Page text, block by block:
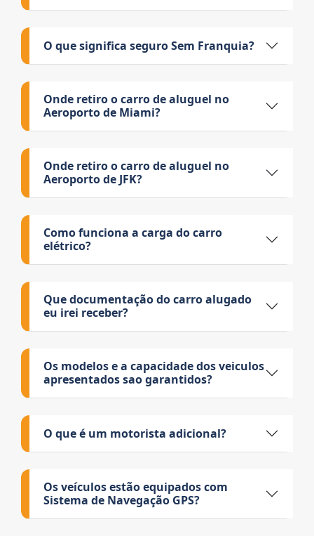
O que significa seguro Sem Franquia?
Onde retiro o carro de aluguel no
Aeroporto de Miami?
Onde retiro o carro de aluguel no
Aeroporto de JFK?
Como funciona a carga do carro
elétrico?
Que documentação do carro alugado
eu irei receber?
Os modelos e a capacidade dos veiculos
apresentados sao garantidos?
O que é um motorista adicional?
Os veículos estão equipados com
Sistema de Navegação GPS?